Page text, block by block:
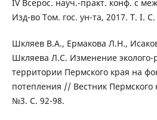
IV Всерос. науч.-практ. конф. с
Изд-во Том. гос. ун-та, 2017. Т. I. С.
Шкляев В.А., Ермакова Л.Н.,
Шкляева Л.С. Изменение эколого-
территории Пермского края на
потепления // Вестник Пермского
№3. С. 92-98.